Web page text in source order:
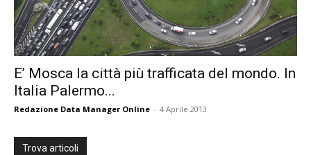
E’ Mosca la città più trafficata del mondo. In
Italia Palermo...
Redazione Data Manager Online - 4 Aprile 2013
Trova articoli